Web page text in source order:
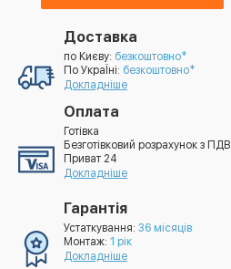
Доставка
по Києву: безкоштовно*
По УкраЇні: безкоштовно*
Докладніше
Оплата
Готівка
Безготівковий розрахунок з ПДВ
Приват 24
Докладніше
Гарантія
Устаткування: 36 місяців
Монтаж: 1 рік
Докладніше